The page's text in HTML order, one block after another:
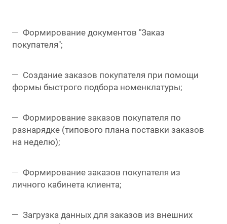
Формирование документов "Заказ
покупателя";
Создание заказов покупателя при помощи
формы быстрого подбора номенклатуры;
Формирование заказов покупателя по
разнарядке (типового плана поставки заказов
на неделю);
Формирование заказов покупателя из
личного кабинета клиента;
Загрузка данных для заказов из внешних